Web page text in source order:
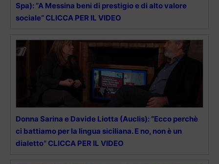
Spa): “A Messina beni di prestigio e di alto valore
sociale” CLICCA PER IL VIDEO
Donna Sarina e Davide Liotta (Auclis): “Ecco perchè
ci battiamo per la lingua siciliana. E no, non è un
dialetto” CLICCA PER IL VIDEO